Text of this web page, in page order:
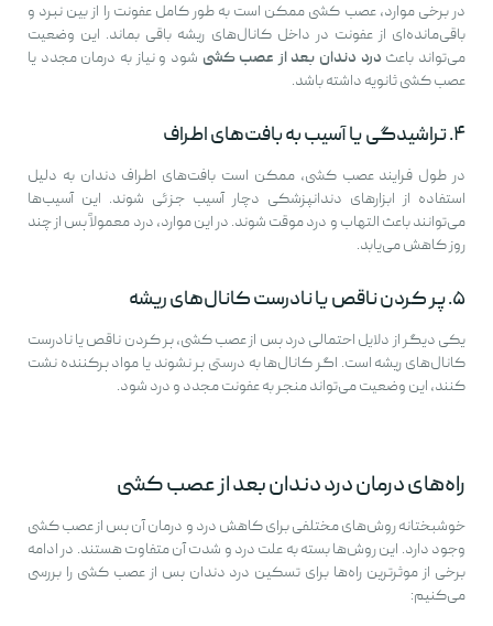
در برخی موارد، عصب کشی ممکن است به طور کامل عفونت را از بین نبرد و
باقی‌مانده‌ای از عفونت در داخل کانال‌های ریشه باقی بماند. این وضعیت
می‌تواند باعث درد دندان بعد از عصب کشی شود و نیاز به درمان مجدد یا
عصب کشی ثانویه داشته باشد.
۴. تراشیدگی یا آسیب به بافت‌های اطراف
در طول فرایند عصب کشی، ممکن است بافت‌های اطراف دندان به دلیل
استفاده از ابزارهای دندانپزشکی دچار آسیب جزئی شوند. این آسیب‌ها
می‌توانند باعث التهاب و درد موقت شوند. در این موارد، درد معمولاً پس از چند
روز کاهش می‌یابد.
۵. پر کردن ناقص یا نادرست کانال‌های ریشه
یکی دیگر از دلایل احتمالی درد پس از عصب کشی، پر کردن ناقص یا نادرست
کانال‌های ریشه است. اگر کانال‌ها به درستی پر نشوند یا مواد پرکننده نشت
کنند، این وضعیت می‌تواند منجر به عفونت مجدد و درد شود.
راه‌های درمان درد دندان بعد از عصب کشی
خوشبختانه روش‌های مختلفی برای کاهش درد و درمان آن پس از عصب کشی
وجود دارد. این روش‌ها بسته به علت درد و شدت آن متفاوت هستند. در ادامه
برخی از موثرترین راه‌ها برای تسکین درد دندان پس از عصب کشی را بررسی
می‌کنیم: